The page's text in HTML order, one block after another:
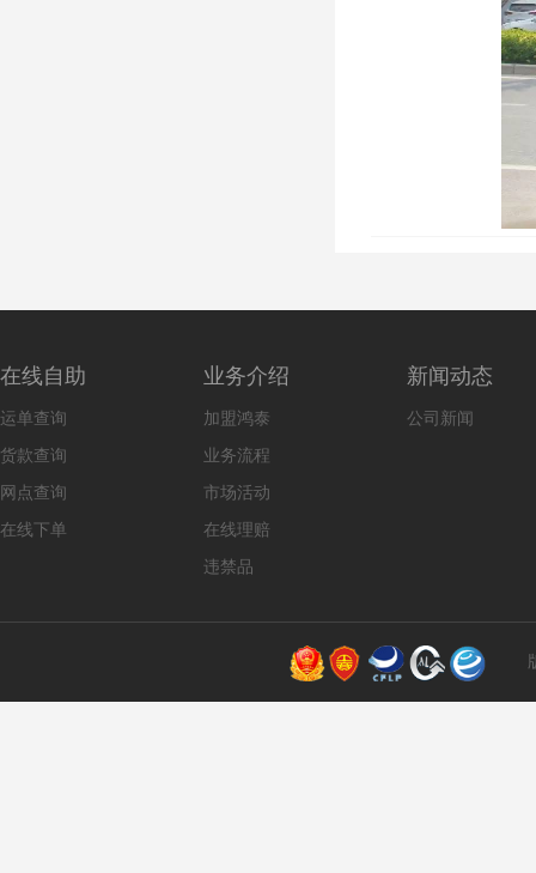
在线自助
运单查询
货款查询
网点查询
在线下单
业务介绍
加盟鸿泰
业务流程
市场活动
在线理赔
违禁品
新闻动态
公司新闻